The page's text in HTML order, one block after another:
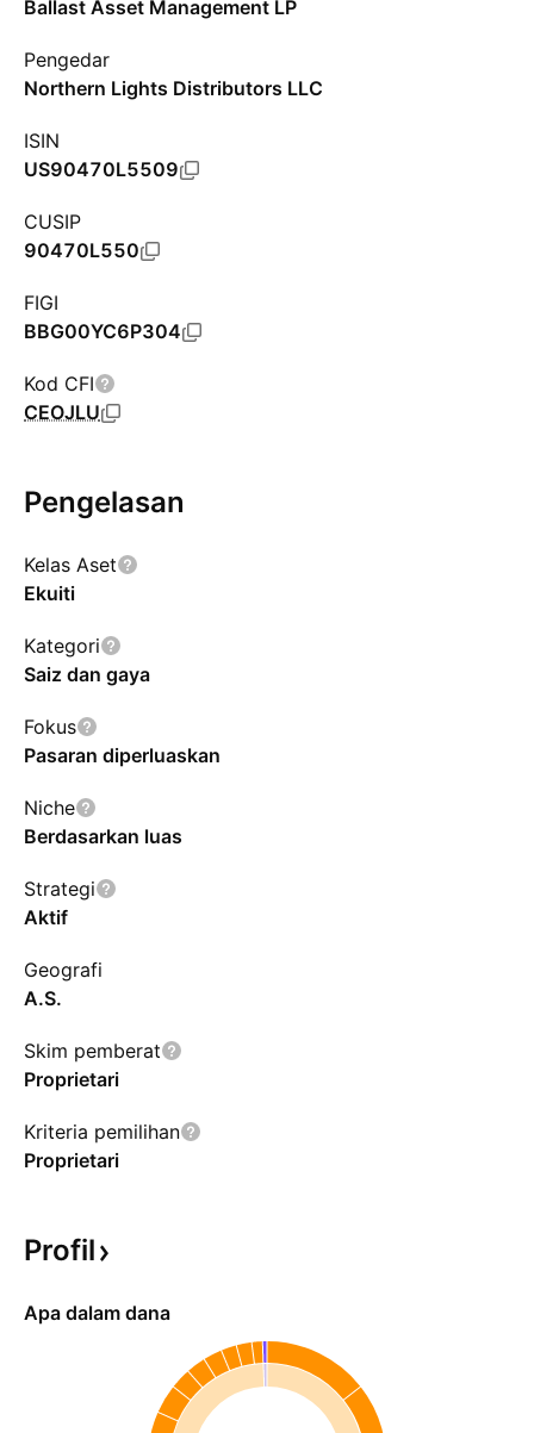
Ballast Asset Management LP
Pengedar
Northern Lights Distributors LLC
ISIN
US90470L5509
CUSIP
90470L550
FIGI
BBG00YC6P304
Kod CFI
CEOJLU
Pengelasan
Kelas Aset
Ekuiti
Kategori
Saiz dan gaya
Fokus
Pasaran diperluaskan
Niche
Berdasarkan luas
Strategi
Aktif
Geografi
A.S.
Skim pemberat
Proprietari
Kriteria pemilihan
Proprietari
Profil
Apa dalam dana